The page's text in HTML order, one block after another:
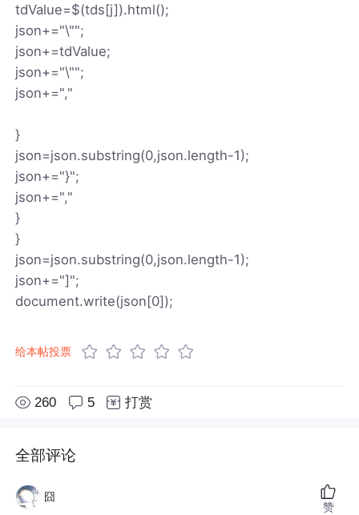
tdValue=$(tds[j]).html();
json+="\"";
json+=tdValue;
json+="\"";
json+=","
}
json=json.substring(0,json.length-1);
json+="}";
json+=","
}
}
json=json.substring(0,json.length-1);
json+="]";
document.write(json[0]);
给本帖投票
260 5 打赏
全部评论
囧
赞